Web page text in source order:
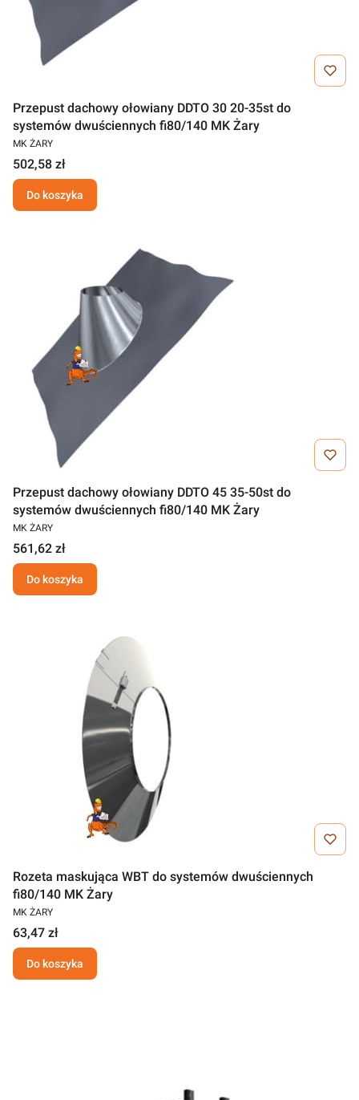
Przepust dachowy ołowiany DDTO 30 20-35st do
systemów dwuściennych fi80/140 MK Żary
MK ŻARY
502,58 zł
Do koszyka
Przepust dachowy ołowiany DDTO 45 35-50st do
systemów dwuściennych fi80/140 MK Żary
MK ŻARY
561,62 zł
Do koszyka
Rozeta maskująca WBT do systemów dwuściennych
fi80/140 MK Żary
MK ŻARY
63,47 zł
Do koszyka